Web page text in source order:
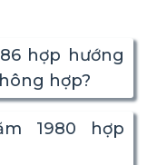
hợp hướng
hợp?
1980 hợp